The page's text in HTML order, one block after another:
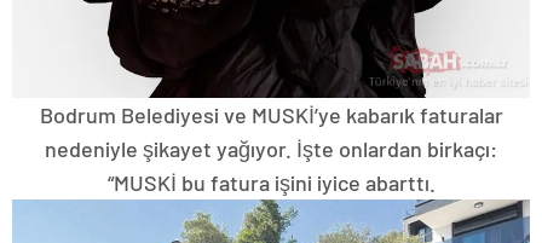
Bodrum Belediyesi ve MUSKİ’ye kabarık faturalar
nedeniyle şikayet yağıyor. İşte onlardan birkaçı:
“MUSKİ bu fatura işini iyice abarttı.